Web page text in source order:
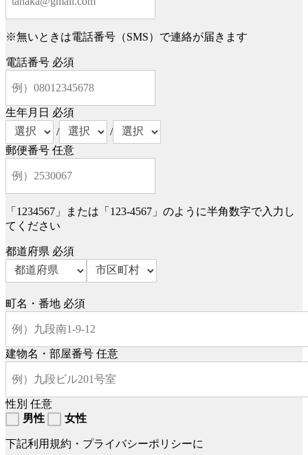
※無いときは電話番号（SMS）で連絡が届きます
電話番号 必須
生年月日 必須
/
/
郵便番号 任意
「1234567」または「123-4567」のように半角数字で入力し
てください
都道府県 必須
町名・番地 必須
建物名・部屋番号 任意
性別 任意
男性
女性
下記利用規約・プライバシーポリシーに